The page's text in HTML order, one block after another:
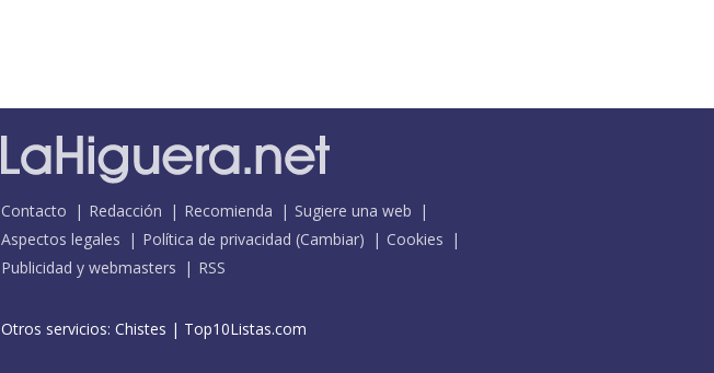
Contacto Redacción Recomienda
Sugiere una web
Aspectos legales
Política de privacidad (Cambiar)
Cookies
Publicidad y webmasters
RSS
Otros servicios: Chistes | Top10Listas.com